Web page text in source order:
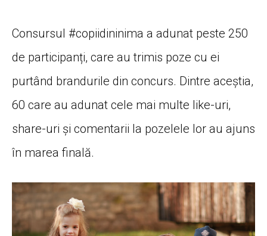
Consursul #copiidininima a adunat peste 250
de participanți, care au trimis poze cu ei
purtând brandurile din concurs. Dintre aceștia,
60 care au adunat cele mai multe like-uri,
share-uri și comentarii la pozelele lor au ajuns
în marea finală.